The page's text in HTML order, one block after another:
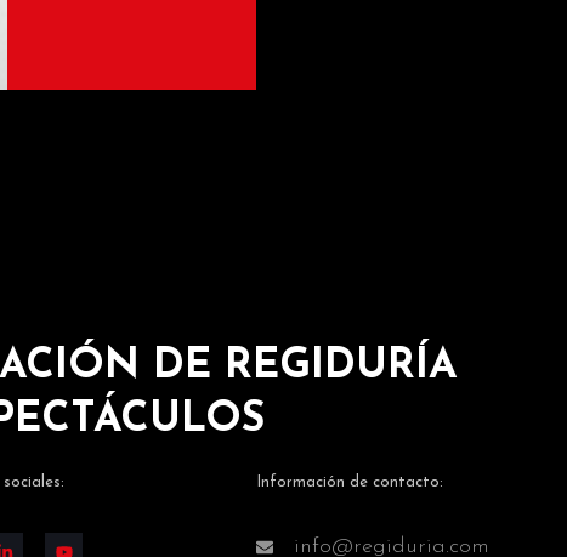
DE REGIDURÍA
Información de contacto:
info@regiduria.com